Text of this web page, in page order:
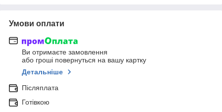
Умови оплати
Ви отримаєте замовлення
або гроші повернуться на вашу картку
Детальніше
Післяплата
Готівкою